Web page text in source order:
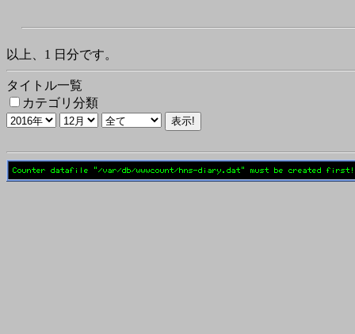
以上、1 日分です。
タイトル一覧
カテゴリ分類